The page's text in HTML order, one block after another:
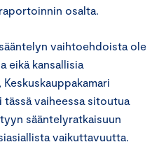
osalta.
vaihtoehdoista ole
eikä kansallisia
vaiheessa sitoutua
sääntelyratkaisuun
vaikuttavuutta.